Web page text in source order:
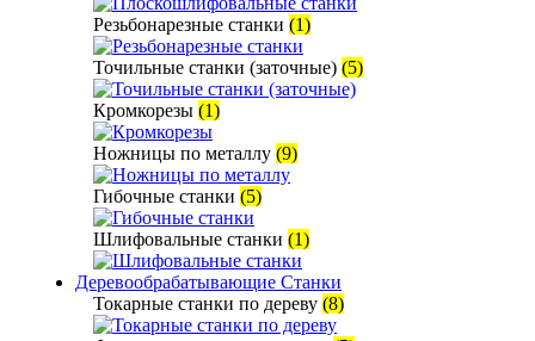
Резьбонарезные станки (1)
Точильные станки (заточные) (5)
Кромкорезы (1)
Ножницы по металлу (9)
Гибочные станки (5)
Шлифовальные станки (1)
Деревообрабатывающие Станки
Токарные станки по дереву (8)